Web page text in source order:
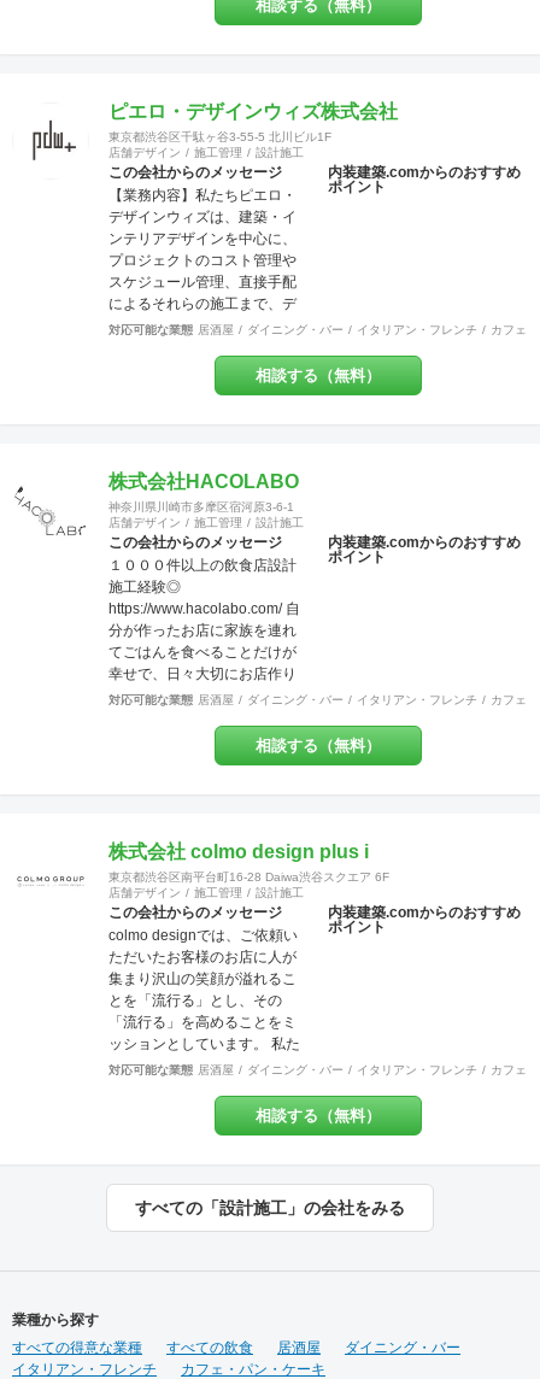
文住宅など幅広く工事を担当
させていただいております。
おり、色々な所にバラバラに
工事内容の注文をしていただ
かなくとも、弊社にて一式執
り行う事をメリットとし、活
動致しております。 尚、店
舗・住宅のセキュリティー面
にも配慮しており、防犯カメ
ラなどの部分にも力を入れて
おります。 他の施工店ではで
きない方法で、アレルギー・
シックハウス症候群・化学物
質過敏症の方や健康な方にも
良いとされる、化学物質は一
切使わない施工方法で無添加
業、デザイナー、設計士、建
築士【1級】、現場監督がお客
様をトータルサポート致しま
す。 作業現場では自社の職人
がおりますので、柔軟性やス
ピード感ある対応致します。
ＵＳＥＮやサカイ引越センタ
ーとの提携企業でございます
ので工事のみならず、その他
のご要望にもご対応させてい
ただく事も可能です。 【特
スマイル 協賛店 【受賞歴】 ・
千葉市都市文化賞2020 カ
Top Topics 特集作品 マン
ションリノベーション工事物
件 選出 ・『小さなベーカリ
ー&焼き菓子店のデザイン』単
行本 全国で愛される１０
０軒 ベーカリー店舗新装
工事物件 選出
相談する（無料）
ピエロ・デザインウィズ株式会社
東京都渋谷区千駄ヶ谷3-55-5 北川ビル1F
店舗デザイン
施工管理 設計施工
この会社からのメッセージ
【業務内容】私たちピエロ・
デザインウィズは、建築・イ
ンテリアデザインを中心に、
プロジェクトのコスト管理や
スケジュール管理、直接手配
によるそれらの施工まで、デ
ザインという業務領域を超え
頂いております。飲食店、ア
パレルショップを中心に、ホ
に、ピエロ・デザイン＆ワー
クス（本社、ＷＥＢ・グラフ
ィック、不動産）、ピエロ・
デザイン＆ブリッジ（工事、
全国対応）の３社で、さまざ
まなご要望にお応えする体制
を整えています。 【許認可】
一級建築士事務所、一般建設
業、特定建設業（本社）、宅
地建物取引業（本社）
内装建築.comからのおすすめ
ポイント
対応可能な業態 居酒屋 ダイニング・バー イタリアン・フレンチ カフェ
相談する（無料）
株式会社HACOLABO
神奈川県川崎市多摩区宿河原3-6-1
店舗デザイン
施工管理 設計施工
この会社からのメッセージ
１０００件以上の飲食店設計
施工経験◎
https://www.hacolabo.com/ 自
分が作ったお店に家族を連れ
てごはんを食べることだけが
幸せで、日々大切にお店作り
をしております◎ 飲食店専門
担当者がデザイン設計施工メ
ンテナンスまで一気通貫で行
「+1」の感動を提供致しま
す。 あれも！これも！やりた
い事を一緒になって整理し 異
業種のデザイナー達がお客様
の創造を膨らませ 理想を超え
るお店を設計し、作り上げま
す。 対応エリア：神奈川県全
域 東京都23区 東京都多摩
地域エリア 川崎地域
【 ？ 】 ＝
【 ！ 】 ご来店頂いた方々
び 意図に気づいた瞬間
「 ！ 」に変わってしま
します。 伝える思いと 届け
る声に ちょっとした遊び心を
内装建築.comからのおすすめ
ポイント
対応可能な業態 居酒屋 ダイニング・バー イタリアン・フレンチ カフェ
相談する（無料）
株式会社 colmo design plus i
東京都渋谷区南平台町16-28 Daiwa渋谷スクエア 6F
店舗デザイン
施工管理 設計施工
この会社からのメッセージ
colmo designでは、ご依頼い
ただいたお客様のお店に人が
集まり沢山の笑顔が溢れるこ
とを「流行る」とし、その
「流行る」を高めることをミ
ッションとしています。 私た
ちは​​お客様ごとにちがう“オモ
づくりの先に実現したいこ
と”を一緒に創り上げます。ま
績は900店以上。 グループ会
社で直営美容室を13店舗を運
ト・マーケティング調査 ③資
金調達サポート ④美容業界専
内装建築.comからのおすすめ
ポイント
対応可能な業態 居酒屋 ダイニング・バー イタリアン・フレンチ カフェ
相談する（無料）
すべての「設計施工」の会社をみる
業種から探す
すべての得意な業種
すべての飲食 居酒屋
ダイニング・バー
イタリアン・フレンチ
カフェ・パン・ケーキ